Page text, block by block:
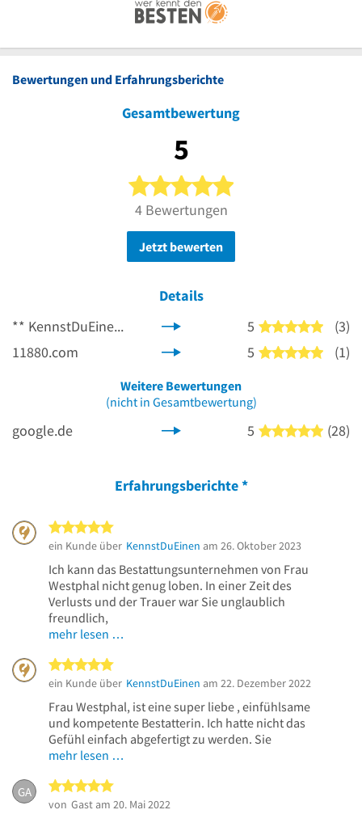
Bewertungen und Erfahrungsberichte
Gesamtbewertung
5
5 von 5 Sternen
4 Bewertungen
Jetzt bewerten
Details
**
KennstDuEinen.de 5 5 von
(3)
11880.com
5 5 von
(1)
Weitere Bewertungen
(nicht in Gesamtbewertung)
google.de 5 5 von
(28)
Erfahrungsberichte*
ein Kunde über KennstDuEinen am 26. Oktober 2023
Ich kann das Bestattungsunternehmen von Frau
Westphal nicht genug loben. In einer Zeit des
Verlusts und der Trauer war Sie unglaublich
freundlich,
mehr lesen …
ein Kunde über KennstDuEinen am 22. Dezember 2022
Frau Westphal, ist eine super liebe , einfühlsame
und kompetente Bestatterin. Ich hatte nicht das
Gefühl einfach abgefertigt zu werden. Sie
mehr lesen …
GA
von Gast am 20. Mai 2022